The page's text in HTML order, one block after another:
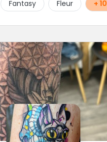
Fantasy Fleur + 10